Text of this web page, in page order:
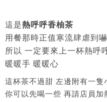
這是熱呼呼香柚茶
用餐那時正值寒流肆虐到
所以 一定要來上一杯熱呼
暖暖手 暖暖心
這杯茶不過甜 左邊附有一隻
你可以先喝一些 再請店員加